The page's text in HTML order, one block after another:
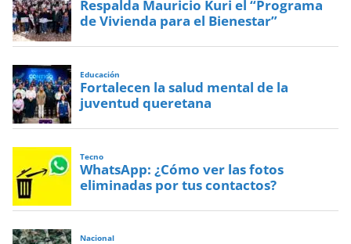
Respalda Mauricio Kuri el “Programa
de Vivienda para el Bienestar”
Educación
Fortalecen la salud mental de la
juventud queretana
Tecno
WhatsApp: ¿Cómo ver las fotos
eliminadas por tus contactos?
Nacional